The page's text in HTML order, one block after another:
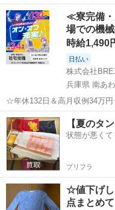
和歌山 和歌山市 紀和駅
≪寮完備・
場での機
時給1,490
日払い
株式会社
兵庫県 南あ
☆年休132日＆高月収例34万
／4勤2休でオフも充実♪／家
物資が受け取れる◎／20〜40代男女活躍中！
池部品の製造 車載用...
兵庫 南あわじ市 その
【夏のタ
状態が悪く
プリフラ
☆値下げし
点まとめて